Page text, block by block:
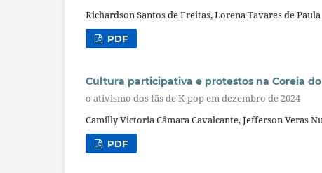
Richardson Santos de Freitas, Lorena Tavares de Paula
PDF
Cultura participativa e protestos na Coreia
o ativismo dos fãs de K-pop em dezembro de 2024
Camilly Victoria Câmara Cavalcante, Jefferson Veras
PDF